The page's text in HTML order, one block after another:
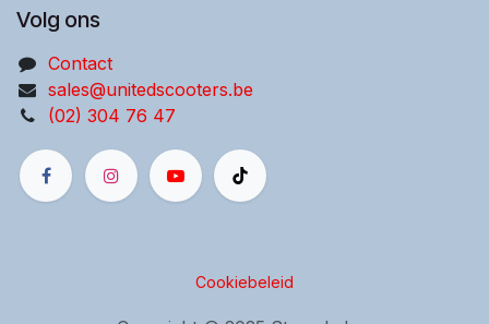
Volg ons
Contact
sales@unitedscooters.be
(02) 304 76 47
Cookiebeleid